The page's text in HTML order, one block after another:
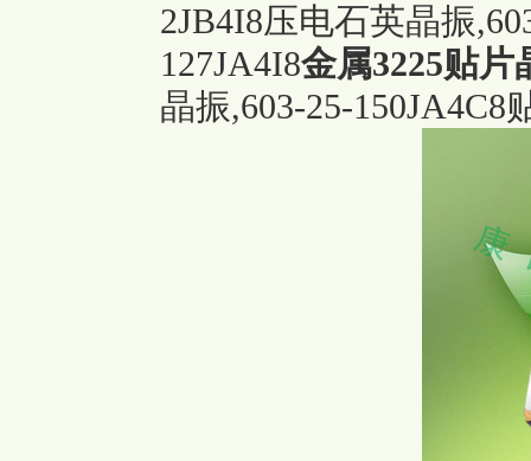
2JB4I8压电石英晶振
127JA4I8金属3225贴片
晶振,603-25-150JA4C8